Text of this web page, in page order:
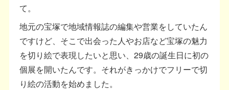
て。
地元の宝塚で地域情報誌の編集や営業をしていたん
ですけど、そこで出会った人やお店など宝塚の魅力
を切り絵で表現したいと思い、29歳の誕生日に初の
個展を開いたんです。それがきっかけでフリーで切
り絵の活動を始めました。